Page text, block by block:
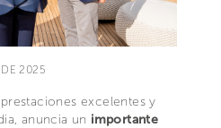
DE 2025
excelentes y
anuncia un importante